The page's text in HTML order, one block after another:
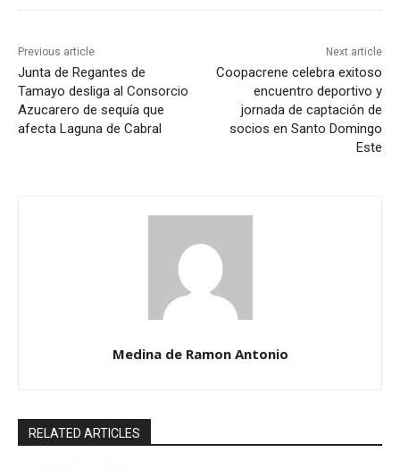
Previous article
Junta de Regantes de
Tamayo desliga al Consorcio
Azucarero de sequía que
afecta Laguna de Cabral
Next article
Coopacrene celebra exitoso
encuentro deportivo y
jornada de captación de
socios en Santo Domingo
Este
Medina de Ramon Antonio
RELATED ARTICLES